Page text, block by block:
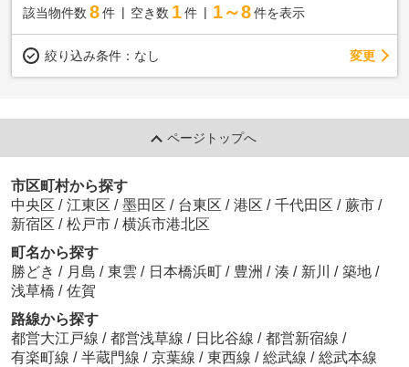
該当物件数 8件 空き数 1 件 1～8 件を表示
絞り込み条件： なし 変更
ページトップへ
市区町村から探す
中央区 / 江東区 / 墨田区 / 台東区 / 港区 / 千代田区 / 蕨市 /
新宿区 / 松戸市 / 横浜市港北区
町名から探す
勝どき / 月島 / 東雲 / 日本橋浜町 / 豊洲 / 湊 / 新川 / 築地 /
浅草橋 / 佐賀
路線から探す
都営大江戸線 / 都営浅草線 / 日比谷線 / 都営新宿線 /
有楽町線 / 半蔵門線 / 京葉線 / 東西線 / 総武線 / 総武本線